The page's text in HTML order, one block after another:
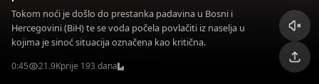
Tokom noći je došlo do prestanka padavina u Bosni i
Hercegovini (BiH) te se voda počela povlačiti iz naselja u
kojima je sinoć situacija označena kao kritična.
0:45 21.9Kprije 193 dana